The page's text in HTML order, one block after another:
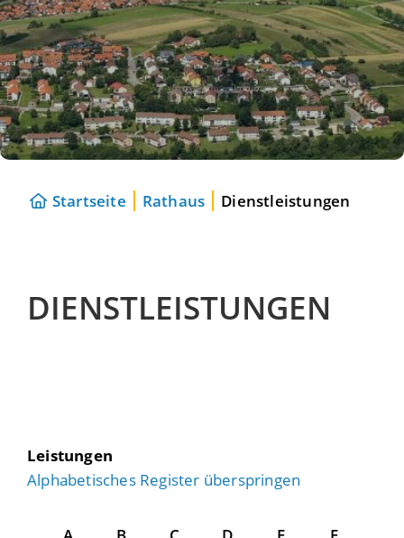
Startseite Rathaus Dienstleistungen
DIENSTLEISTUNGEN
Leistungen
Alphabetisches Register überspringen